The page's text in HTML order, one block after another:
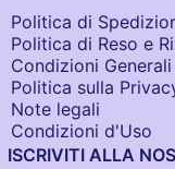
Politica di
Politica di Reso e
Condizioni
Politica sulla
Note legali
Condizioni d'Uso
ISCRIVITI ALLA